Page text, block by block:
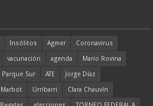
Insólitos Agmer
Coronavirus
vacunación agenda
Mario Rovina
Parque Sur ATE
Jorge Díaz
Marbot Urribarri
Clara Chauvín